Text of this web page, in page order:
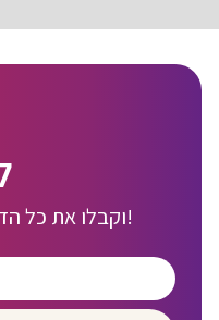
וקבלו את כל הדילים החמים ישר למייל!